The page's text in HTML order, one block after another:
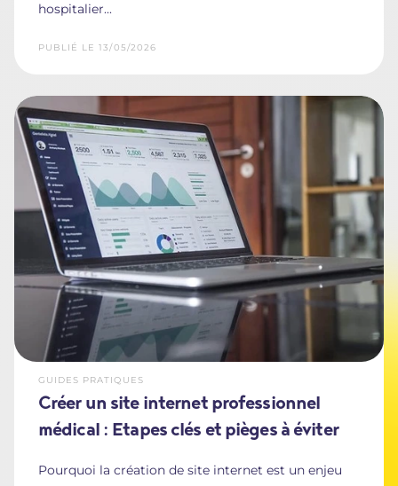
hospitalier...
PUBLIÉ LE 13/05/2026
GUIDES PRATIQUES
Créer un site internet professionnel
médical : Etapes clés et pièges à éviter
Pourquoi la création de site internet est un enjeu